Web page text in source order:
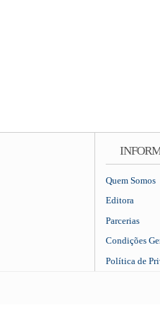
Quem Somos
Editora
Parcerias
Condições
Política de